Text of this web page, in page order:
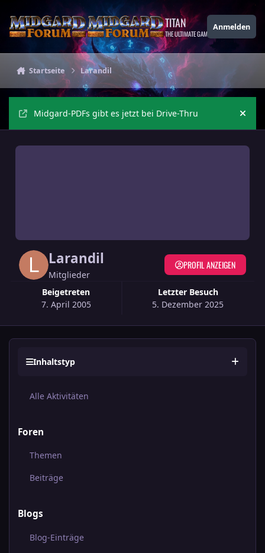
TITAN
THE ULTIMATE GAMING THEME
Anmelden
Startseite Larandil
Midgard-PDFs gibt es jetzt bei Drive-Thru
Larandil
Mitglieder
Beigetreten
7. April 2005
Letzter Besuch
5. Dezember 2025
PROFIL ANZEIGEN
Inhaltstyp
Alle Aktivitäten
Foren
Themen
Beiträge
Blogs
Blog-Einträge